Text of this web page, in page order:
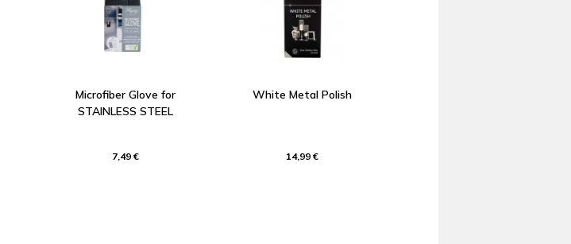
Microfiber Glove for
STAINLESS STEEL
7,49 €
White Metal Polish
14,99 €